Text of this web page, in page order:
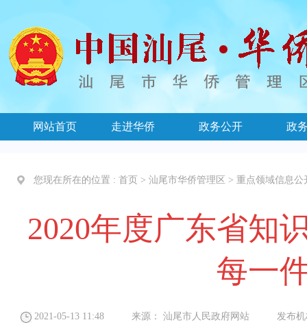
网站首页 走进华侨 政务公开 政
您现在所在的位置 : 首页 > 汕尾市华侨管理区 > 重点领域信息公
2020年度广东省知
每一
2021-05-13 11:48 来源： 汕尾市人民政府网站 发布机